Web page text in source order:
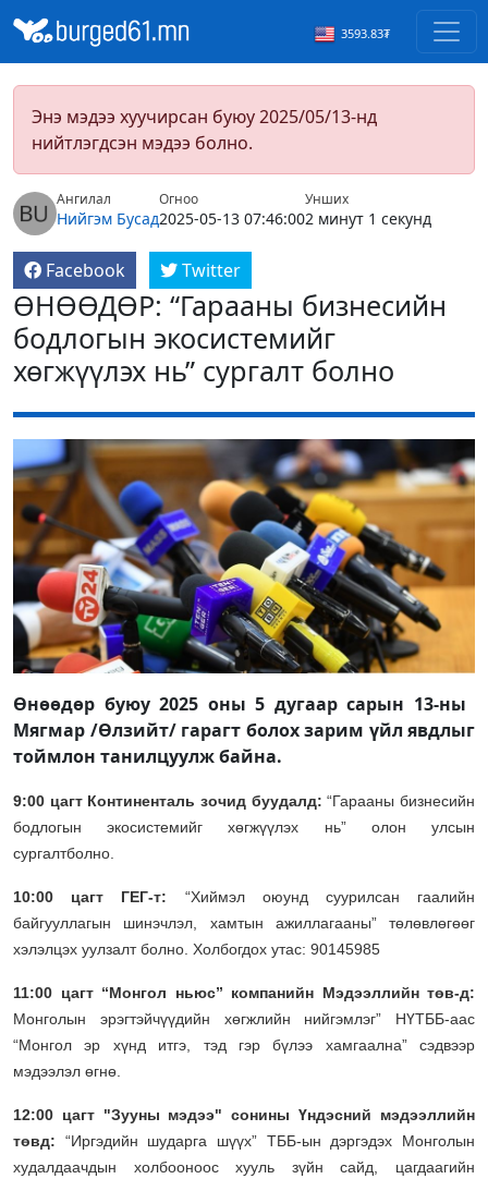
3593.83₮
Энэ мэдээ хуучирсан буюу 2025/05/13-нд
нийтлэгдсэн мэдээ болно.
Ангилал
Нийгэм Бусад
Огноо
2025-05-13 07:46:00
Унших
2 минут 1 секунд
Facebook Twitter
ӨНӨӨДӨР: “Гарааны бизнесийн
бодлогын экосистемийг
хөгжүүлэх нь” сургалт болно
Өнөөдөр буюу 2025 оны 5 дугаар сарын 13-ны ​​​​​
Мягмар /Өлзийт/ гарагт болох зарим үйл явдлыг
тоймлон танилцуулж байна.
9:00 цагт Континенталь зочид буудалд: “Гарааны бизнесийн
бодлогын экосистемийг хөгжүүлэх нь” олон улсын
сургалтболно.
10:00 цагт ГЕГ-т: “Хиймэл оюунд суурилсан гаалийн
байгууллагын шинэчлэл, хамтын ажиллагааны” төлөвлөгөөг
хэлэлцэх уулзалт болно. Холбогдох утас: 90145985
11:00 цагт “Монгол ньюс” компанийн Мэдээллийн төв-д:
Монголын эрэгтэйчүүдийн хөгжлийн нийгэмлэг” НҮТББ-аас
“Монгол эр хүнд итгэ, тэд гэр бүлээ хамгаална” сэдвээр
мэдээлэл өгнө.
12:00 цагт "Зууны мэдээ" сонины Үндэсний мэдээллийн
төвд: “Иргэдийн шударга шүүх” ТББ-ын дэргэдэх Монголын
худалдаачдын холбооноос хууль зүйн сайд, цагдаагийн